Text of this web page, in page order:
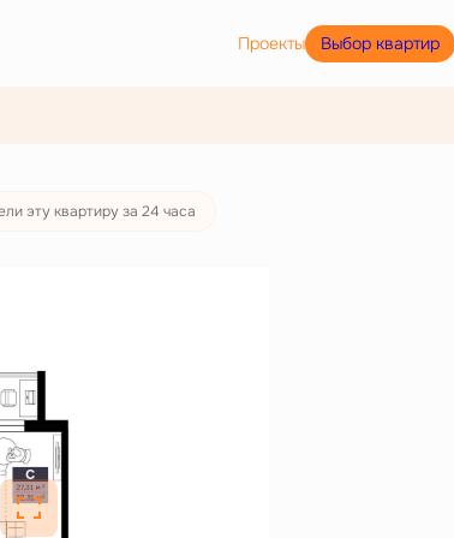
Проекты Выбор квартир
эту квартиру за 24 часа